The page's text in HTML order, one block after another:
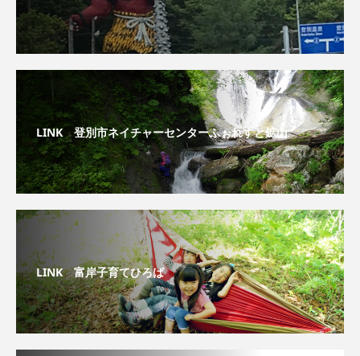
LINK 登別市ネイチャーセンターふぉれすと鉱山
LINK 富岸子育てひろば